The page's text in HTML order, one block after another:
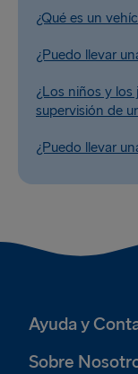
¿Qué es un
¿Puedo llevar
¿Los niños y los
supervisión de
¿Puedo llevar
Ayuda y
Sobre